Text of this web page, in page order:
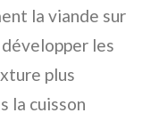
la viande sur
les
plus
la cuisson